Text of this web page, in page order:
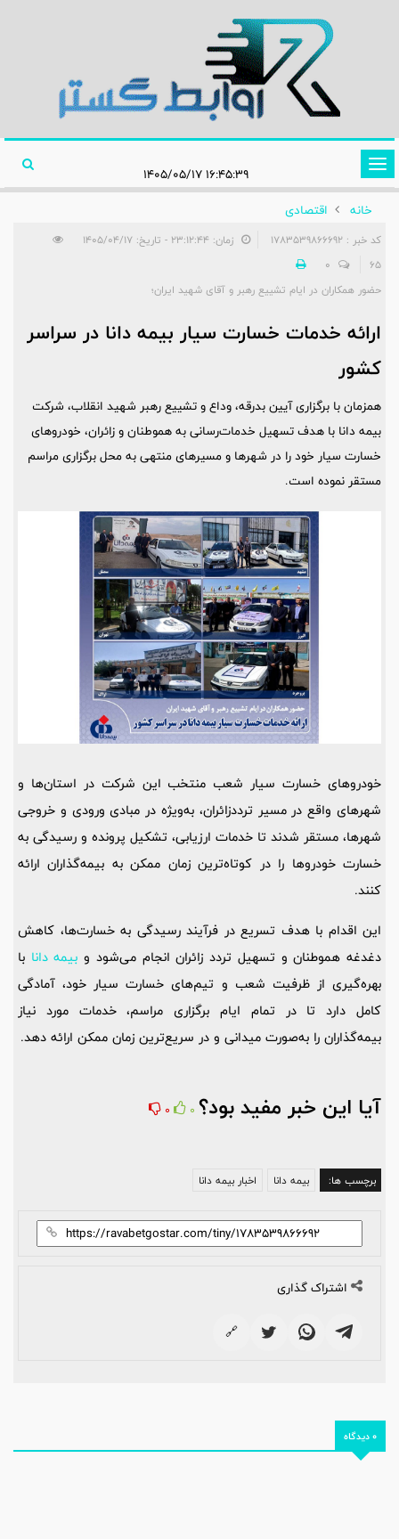
تغییر
وضعیت
ناوبری
۱۶:۴۵:۳۹ ۱۴۰۵/۰۵/۱۷
خانه
اقتصادی
کد خبر : 1783539866692
زمان: ۲۳:۱۲:۴۴ - تاریخ: ۱۴۰۵/۰۴/۱۷
65
0
حضور همکاران در ایام تشییع رهبر و آقای شهید ایران؛
ارائه خدمات خسارت سیار بیمه دانا در سراسر
کشور
همزمان با برگزاری آیین بدرقه، وداع و تشییع رهبر شهید انقلاب، شرکت
بیمه دانا با هدف تسهیل خدمات‌رسانی به هموطنان و زائران، خودروهای
خسارت سیار خود را در شهرها و مسیرهای منتهی به محل برگزاری مراسم
مستقر نموده است.
خودروهای خسارت سیار شعب منتخب این شرکت در استان‌ها و
شهرهای واقع در مسیر ترددزائران، به‌ویژه در مبادی ورودی و خروجی
شهرها، مستقر شدند تا خدمات ارزیابی، تشکیل پرونده و رسیدگی به
خسارت خودروها را در کوتاه‌ترین زمان ممکن به بیمه‌گذاران ارائه
کنند.
این اقدام با هدف تسریع در فرآیند رسیدگی به خسارت‌ها، کاهش
دغدغه هموطنان و تسهیل تردد زائران انجام می‌شود و بیمه دانا با
بهره‌گیری از ظرفیت شعب و تیم‌های خسارت سیار خود، آمادگی
کامل دارد تا در تمام ایام برگزاری مراسم، خدمات مورد نیاز
بیمه‌گذاران را به‌صورت میدانی و در سریع‌ترین زمان ممکن ارائه دهد.
آیا این خبر مفید بود؟ 0
0
برچسب ها: بیمه دانا اخبار بیمه دانا
اشتراک گذاری
🔗
0 دیدگاه